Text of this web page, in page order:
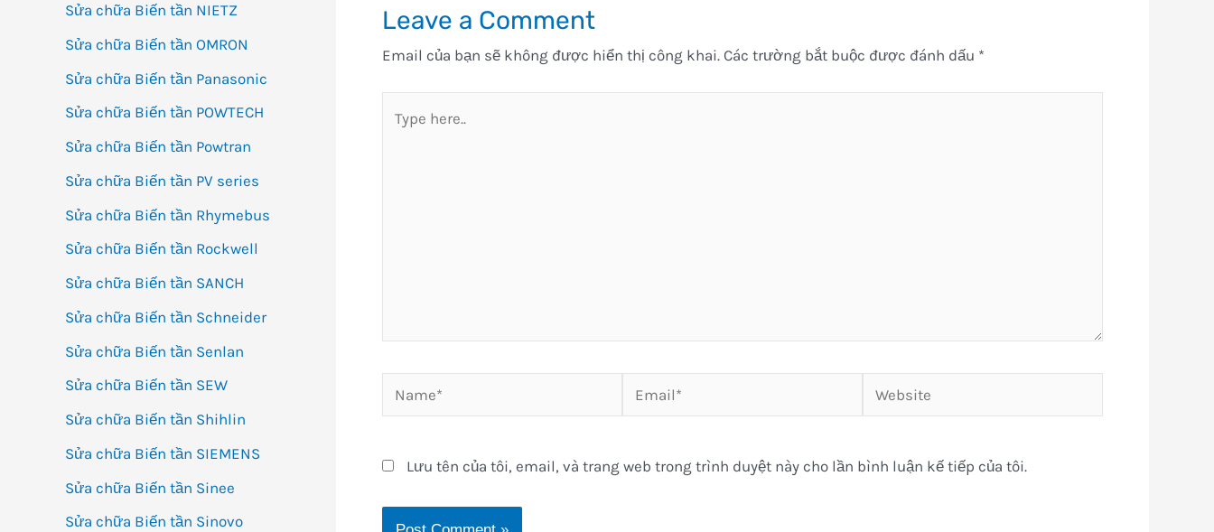
Sửa chữa Biến tần NIETZ
Sửa chữa Biến tần OMRON
Sửa chữa Biến tần Panasonic
Sửa chữa Biến tần POWTECH
Sửa chữa Biến tần Powtran
Sửa chữa Biến tần PV series
Sửa chữa Biến tần Rhymebus
Sửa chữa Biến tần Rockwell
Sửa chữa Biến tần SANCH
Sửa chữa Biến tần Schneider
Sửa chữa Biến tần Senlan
Sửa chữa Biến tần SEW
Sửa chữa Biến tần Shihlin
Sửa chữa Biến tần SIEMENS
Sửa chữa Biến tần Sinee
Sửa chữa Biến tần Sinovo
Leave a Comment
Email của bạn sẽ không được hiển thị công khai. Các trường bắt buộc được đánh dấu *
here..
Name* Email* Website
Lưu tên của tôi, email, và trang web trong trình duyệt này cho lần bình luận kế tiếp của tôi.